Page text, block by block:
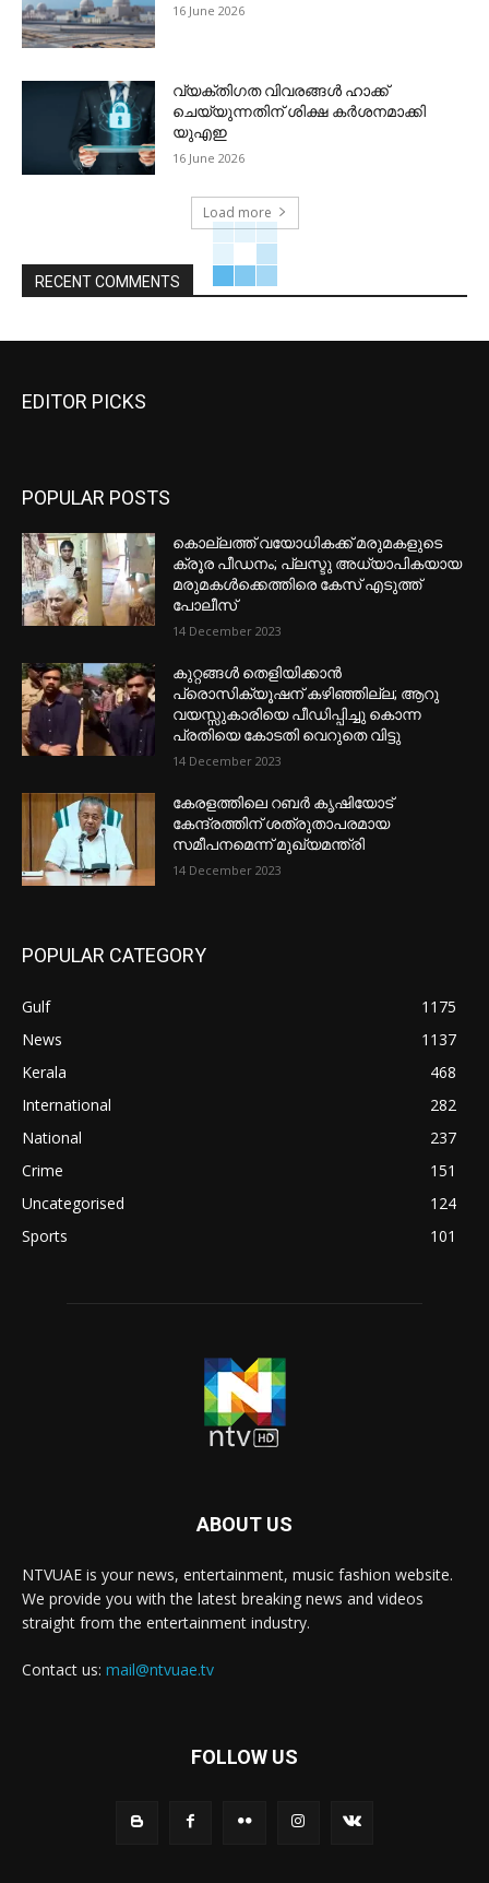
16 June 2026
വ്യക്തിഗത വിവരങ്ങള്‍ ഹാക്ക്
ചെയ്യുന്നതിന് ശിക്ഷ കര്‍ശനമാക്കി
യുഎഇ
16 June 2026
Load more
RECENT COMMENTS
EDITOR PICKS
POPULAR POSTS
കൊല്ലത്ത് വയോധികക്ക് മരുമകളുടെ
ക്രൂര പീഡനം; പ്ലസ്ടു അധ്യാപികയായ
മരുമകൾക്കെത്തിരെ കേസ് എടുത്ത്
പോലീസ്
14 December 2023
കുറ്റങ്ങൾ തെളിയിക്കാൻ
പ്രൊസിക്യൂഷന് കഴിഞ്ഞില്ല; ആറു
വയസ്സുകാരിയെ പീഡിപ്പിച്ചു കൊന്ന
പ്രതിയെ കോടതി വെറുതെ വിട്ടു
14 December 2023
കേരളത്തിലെ റബർ കൃഷിയോട്
കേന്ദ്രത്തിന് ശത്രുതാപരമായ
സമീപനമെന്ന് മുഖ്യമന്ത്രി
14 December 2023
POPULAR CATEGORY
Gulf
1175
News
1137
Kerala
468
International
282
National
237
Crime
151
Uncategorised
124
Sports
101
ABOUT US
NTVUAE is your news, entertainment, music fashion website.
We provide you with the latest breaking news and videos
straight from the entertainment industry.
Contact us: mail@ntvuae.tv
FOLLOW US